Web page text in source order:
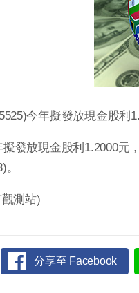
今年擬發放現金股利
擬發放現金股利1.2000元
測站)
分享至 Facebook